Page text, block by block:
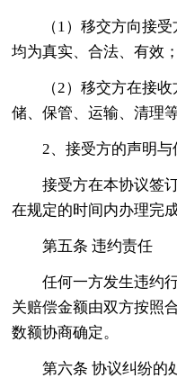
（1）移交方向接
均为真实、合法、有效；
（2）移交方在接
储、保管、运输、清理
2、接受方的声明与
接受方在本协议签
在规定的时间内办理完
第五条 违约责任
任何一方发生违约
关赔偿金额由双方按照
数额协商确定。
第六条 协议纠纷的